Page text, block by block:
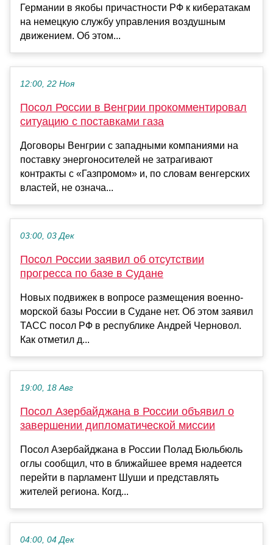
Германии в якобы причастности РФ к кибератакам
на немецкую службу управления воздушным
движением. Об этом...
12:00, 22 Ноя
Посол России в Венгрии прокомментировал
ситуацию с поставками газа
Договоры Венгрии с западными компаниями на
поставку энергоносителей не затрагивают
контракты с «Газпромом» и, по словам венгерских
властей, не означа...
03:00, 03 Дек
Посол России заявил об отсутствии
прогресса по базе в Судане
Новых подвижек в вопросе размещения военно-
морской базы России в Судане нет. Об этом заявил
ТАСС посол РФ в республике Андрей Черновол.
Как отметил д...
19:00, 18 Авг
Посол Азербайджана в России объявил о
завершении дипломатической миссии
Посол Азербайджана в России Полад Бюльбюль
оглы сообщил, что в ближайшее время надеется
перейти в парламент Шуши и представлять
жителей региона. Когд...
04:00, 04 Дек